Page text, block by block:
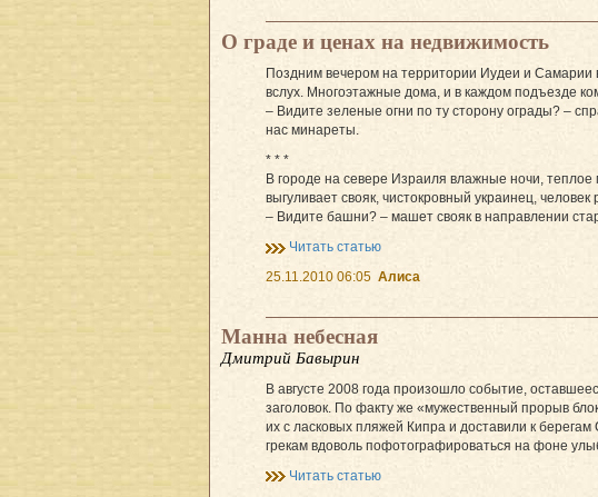
О граде и ценах на недвижимость
Поздним вечером на территории Иудеи и Самарии
вслух. Многоэтажные дома, и в каждом подъезде
– Видите зеленые огни по ту сторону ограды? –
нас минареты.
* * *
В городе на севере Израиля влажные ночи,
выгуливает свояк, чистокровный украинец,
– Видите башни? – машет свояк в направлении
Читать статью
25.11.2010 06:05 Алиса
Манна небесная
Дмитрий Бавырин
В августе 2008 года произошло событие,
заголовок. По факту же «мужественный прорыв
их с ласковых пляжей Кипра и доставили к
грекам вдоволь пофотографироваться на фоне
Читать статью